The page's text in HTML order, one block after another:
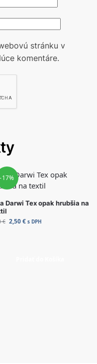
stránku v
komentáre.
-17%
Darwi Tex opak hrubšia na
€ 2,50€ s DPH